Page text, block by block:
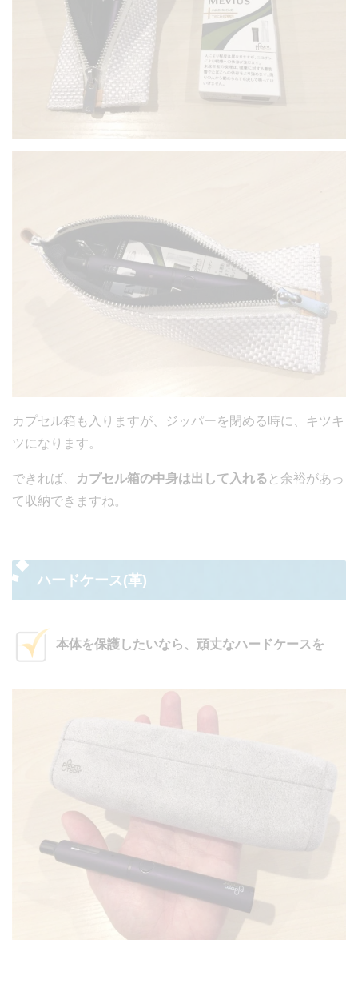
カプセル箱も入りますが、ジッパーを閉める時に、キツキ
ツになります。
できれば、 カプセル箱の中身は出して入れる と余裕があっ
て収納できますね。
ハードケース(革)
本体を保護したいなら、頑丈なハードケースを